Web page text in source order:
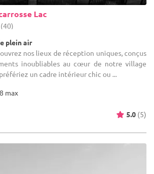
Lac
plein air
nos lieux de réception uniques, conçus
inoubliables au cœur de notre village
un cadre intérieur chic ou ...
max
5.0 (5)